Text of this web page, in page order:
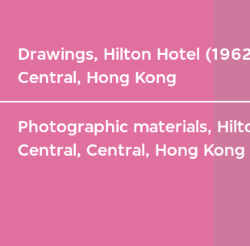
Drawings, Hilton Hotel
Central, Hong Kong
Photographic materials,
Central, Central, Hong Kong